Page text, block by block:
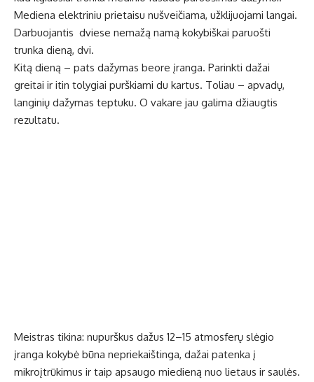
Mediena elektriniu prietaisu nušveičiama, užklijuojami langai.
Darbuojantis dviese nemažą namą kokybiškai paruošti
trunka dieną, dvi.
Kitą dieną – pats dažymas beore įranga. Parinkti dažai
greitai ir itin tolygiai purškiami du kartus. Toliau – apvadų,
langinių dažymas teptuku. O vakare jau galima džiaugtis
rezultatu.
Meistras tikina: nupurškus dažus 12–15 atmosferų slėgio
įranga kokybė būna nepriekaištinga, dažai patenka į
mikroįtrūkimus ir taip apsaugo miedieną nuo lietaus ir saulės.